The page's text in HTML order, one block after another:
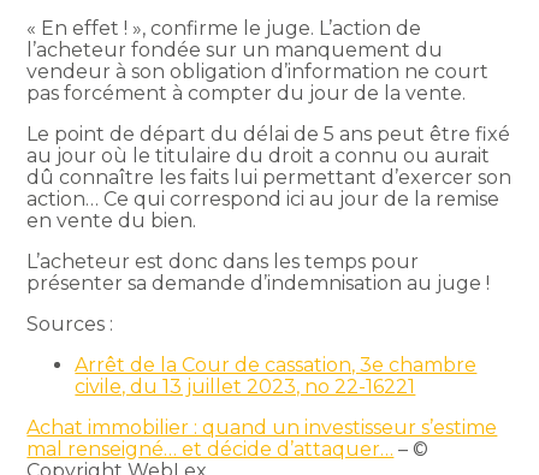
« En effet ! », confirme le juge. L’action de
l’acheteur fondée sur un manquement du
vendeur à son obligation d’information ne court
pas forcément à compter du jour de la vente.
Le point de départ du délai de 5 ans peut être fixé
au jour où le titulaire du droit a connu ou aurait
dû connaître les faits lui permettant d’exercer son
action… Ce qui correspond ici au jour de la remise
en vente du bien.
L’acheteur est donc dans les temps pour
présenter sa demande d’indemnisation au juge !
Sources :
Arrêt de la Cour de cassation, 3e chambre
civile, du 13 juillet 2023, no 22-16221
Achat immobilier : quand un investisseur s’estime
mal renseigné… et décide d’attaquer… – ©
Copyright WebLex